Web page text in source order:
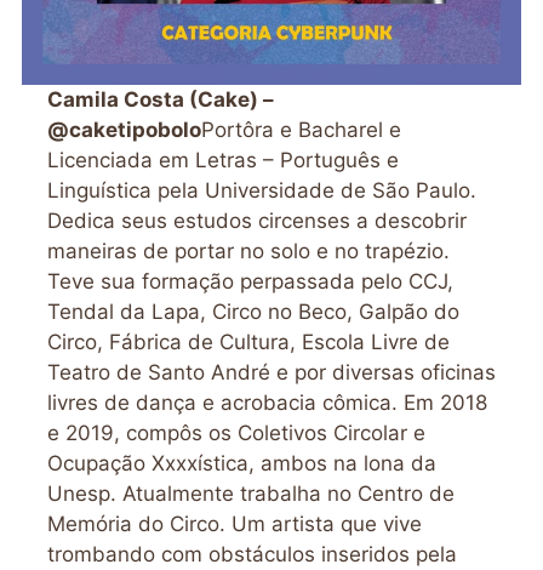
Camila Costa (Cake) –
@caketipoboloPortôra e Bacharel e
Licenciada em Letras – Português e
Linguística pela Universidade de São Paulo.
Dedica seus estudos circenses a descobrir
maneiras de portar no solo e no trapézio.
Teve sua formação perpassada pelo CCJ,
Tendal da Lapa, Circo no Beco, Galpão do
Circo, Fábrica de Cultura, Escola Livre de
Teatro de Santo André e por diversas oficinas
livres de dança e acrobacia cômica. Em 2018
e 2019, compôs os Coletivos Circolar e
Ocupação Xxxxística, ambos na lona da
Unesp. Atualmente trabalha no Centro de
Memória do Circo. Um artista que vive
trombando com obstáculos inseridos pela